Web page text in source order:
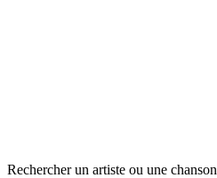
Rechercher un artiste ou une chanson